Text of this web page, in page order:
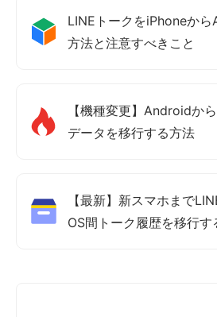
LINEトークをiPhoneか
方法と注意すべきこと
【機種変更】Androidか
データを移行する方法
【最新】新スマホまで
OS間トーク履歴を移行す